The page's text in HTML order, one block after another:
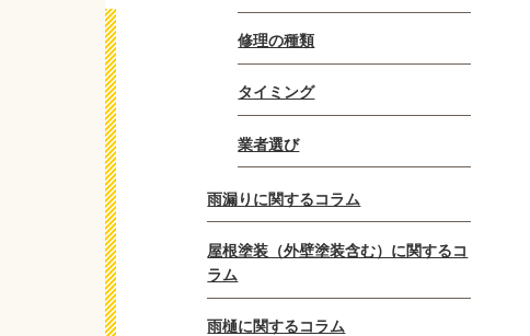
修理の種類
タイミング
業者選び
雨漏りに関するコラム
屋根塗装（外壁塗装含む）に関するコ
ラム
雨樋に関するコラム